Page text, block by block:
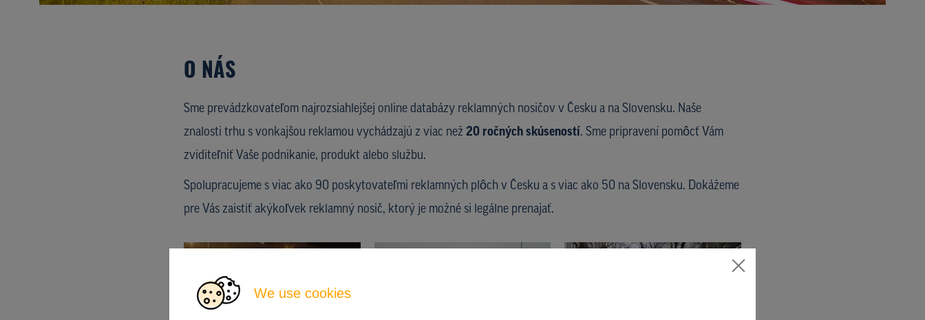
We use cookies
O NÁS
Sme prevádzkovateľom najrozsiahlejšej online databázy reklamných nosičov v Česku a na Slovensku. Naše
znalosti trhu s vonkajšou reklamou vychádzajú z viac než 20 ročných skúseností. Sme pripravení pomôcť Vám
zviditeľniť Vaše podnikanie, produkt alebo službu.
Spolupracujeme s viac ako 90 poskytovateľmi reklamných plôch v Česku a s viac ako 50 na Slovensku. Dokážeme
pre Vás zaistiť akýkoľvek reklamný nosič, ktorý je možné si legálne prenajať.